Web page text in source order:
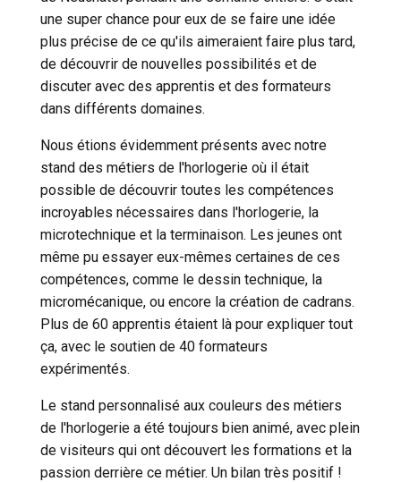
une super chance pour eux de se faire une idée
plus précise de ce qu'ils aimeraient faire plus tard,
de découvrir de nouvelles possibilités et de
discuter avec des apprentis et des formateurs
dans différents domaines.
Nous étions évidemment présents avec notre
stand des métiers de l'horlogerie où il était
possible de découvrir toutes les compétences
incroyables nécessaires dans l'horlogerie, la
microtechnique et la terminaison. Les jeunes ont
même pu essayer eux-mêmes certaines de ces
compétences, comme le dessin technique, la
micromécanique, ou encore la création de cadrans.
Plus de 60 apprentis étaient là pour expliquer tout
ça, avec le soutien de 40 formateurs
expérimentés.
Le stand personnalisé aux couleurs des métiers
de l'horlogerie a été toujours bien animé, avec plein
de visiteurs qui ont découvert les formations et la
passion derrière ce métier. Un bilan très positif !